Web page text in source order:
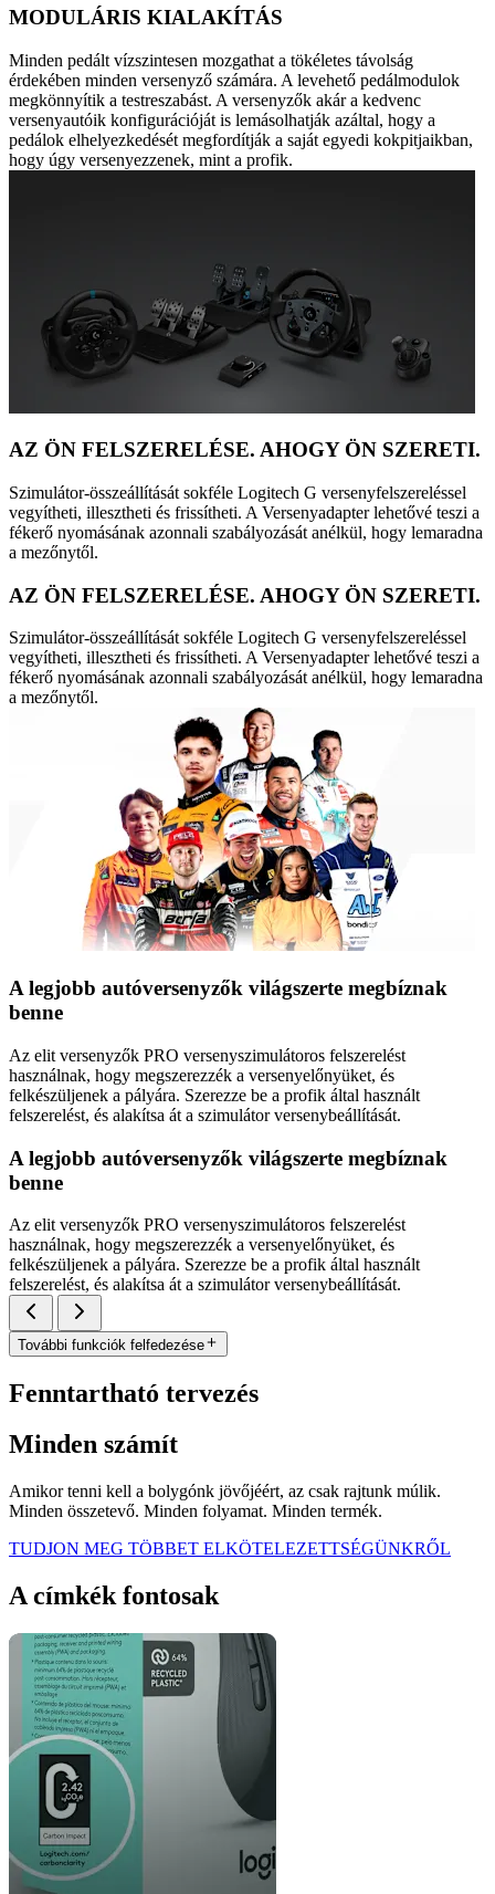
MODULÁRIS KIALAKÍTÁS
Minden pedált vízszintesen mozgathat a tökéletes távolság
érdekében minden versenyző számára. A levehető pedálmodulok
megkönnyítik a testreszabást. A versenyzők akár a kedvenc
versenyautóik konfigurációját is lemásolhatják azáltal, hogy a
pedálok elhelyezkedését megfordítják a saját egyedi kokpitjaikban,
hogy úgy versenyezzenek, mint a profik.
AZ ÖN FELSZERELÉSE. AHOGY ÖN SZERETI.
Szimulátor-összeállítását sokféle Logitech G versenyfelszereléssel
vegyítheti, illesztheti és frissítheti. A Versenyadapter lehetővé teszi a
fékerő nyomásának azonnali szabályozását anélkül, hogy lemaradna
a mezőnytől.
AZ ÖN FELSZERELÉSE. AHOGY ÖN SZERETI.
Szimulátor-összeállítását sokféle Logitech G versenyfelszereléssel
vegyítheti, illesztheti és frissítheti. A Versenyadapter lehetővé teszi a
fékerő nyomásának azonnali szabályozását anélkül, hogy lemaradna
a mezőnytől.
A legjobb autóversenyzők világszerte megbíznak
benne
Az elit versenyzők PRO versenyszimulátoros felszerelést
használnak, hogy megszerezzék a versenyelőnyüket, és
felkészüljenek a pályára. Szerezze be a profik által használt
felszerelést, és alakítsa át a szimulátor versenybeállítását.
A legjobb autóversenyzők világszerte megbíznak
benne
Az elit versenyzők PRO versenyszimulátoros felszerelést
használnak, hogy megszerezzék a versenyelőnyüket, és
felkészüljenek a pályára. Szerezze be a profik által használt
felszerelést, és alakítsa át a szimulátor versenybeállítását.
További funkciók felfedezése
Fenntartható tervezés
Minden számít
Amikor tenni kell a bolygónk jövőjéért, az csak rajtunk múlik.
Minden összetevő. Minden folyamat. Minden termék.
TUDJON MEG TÖBBET ELKÖTELEZETTSÉGÜNKRŐL
A címkék fontosak